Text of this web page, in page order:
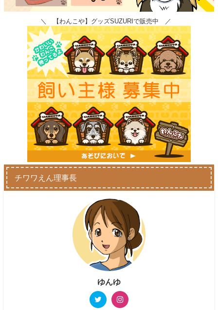
＼ 【わんこや】グッズSUZURIで販売中 ／
チワワえん理事長
ゆんゆ